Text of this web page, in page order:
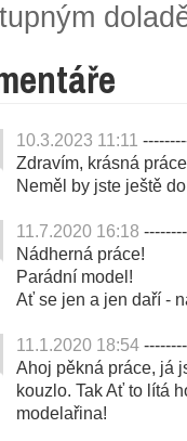
10.3.2023 11:11
Zdravím, krásná
Neměl by jste ještě
11.7.2020 16:18
Nádherná práce!
Parádní model!
Ať se jen a jen daří -
11.1.2020 18:54
Ahoj pěkná práce, já
kouzlo. Tak Ať to lítá
modelařina!